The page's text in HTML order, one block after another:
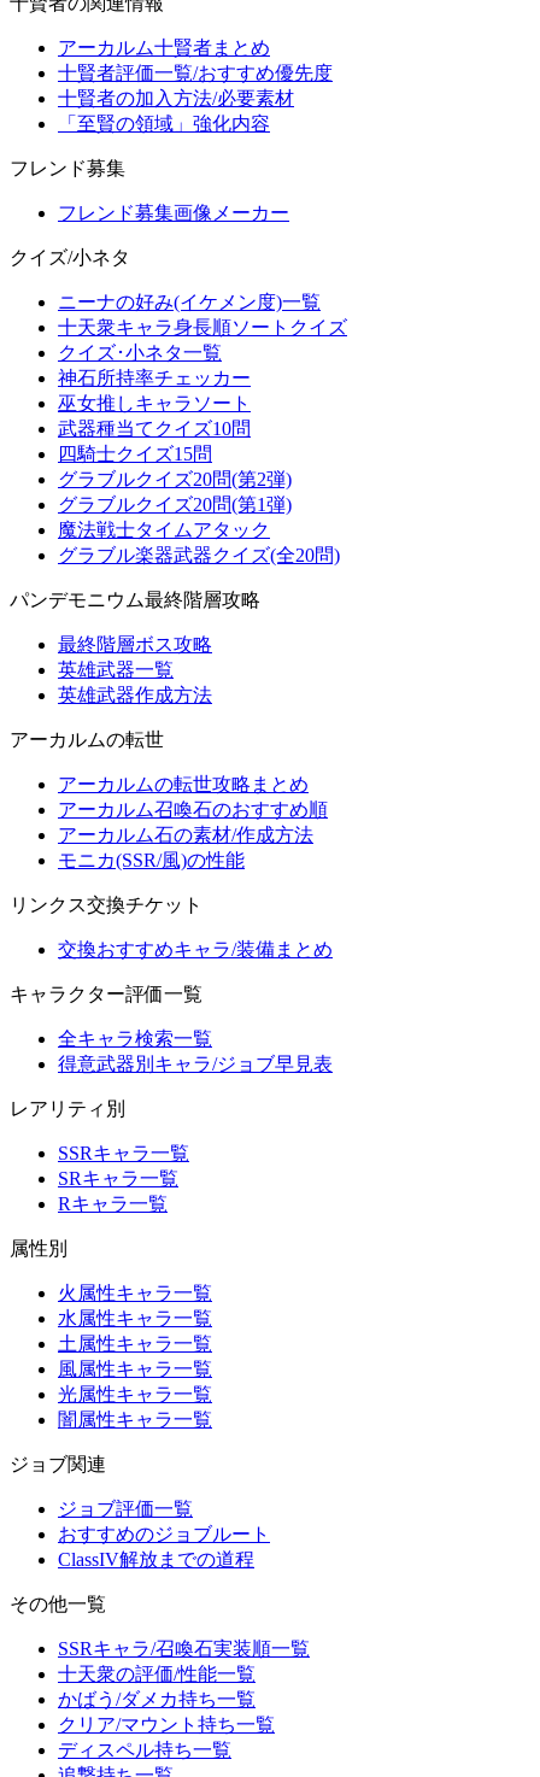
アーカルム十賢者まとめ
十賢者評価一覧/おすすめ優先度
十賢者の加入方法/必要素材
「至賢の領域」強化内容
フレンド募集
フレンド募集画像メーカー
クイズ/小ネタ
ニーナの好み(イケメン度)一覧
十天衆キャラ身長順ソートクイズ
クイズ･小ネタ一覧
神石所持率チェッカー
巫女推しキャラソート
武器種当てクイズ10問
四騎士クイズ15問
グラブルクイズ20問(第2弾)
グラブルクイズ20問(第1弾)
魔法戦士タイムアタック
グラブル楽器武器クイズ(全20問)
パンデモニウム最終階層攻略
最終階層ボス攻略
英雄武器一覧
英雄武器作成方法
アーカルムの転世
アーカルムの転世攻略まとめ
アーカルム召喚石のおすすめ順
アーカルム石の素材/作成方法
モニカ(SSR/風)の性能
リンクス交換チケット
交換おすすめキャラ/装備まとめ
キャラクター評価一覧
全キャラ検索一覧
得意武器別キャラ/ジョブ早見表
レアリティ別
SSRキャラ一覧
SRキャラ一覧
Rキャラ一覧
属性別
火属性キャラ一覧
水属性キャラ一覧
土属性キャラ一覧
風属性キャラ一覧
光属性キャラ一覧
闇属性キャラ一覧
ジョブ関連
ジョブ評価一覧
おすすめのジョブルート
ClassIV解放までの道程
その他一覧
SSRキャラ/召喚石実装順一覧
十天衆の評価/性能一覧
かばう/ダメカ持ち一覧
クリア/マウント持ち一覧
ディスペル持ち一覧